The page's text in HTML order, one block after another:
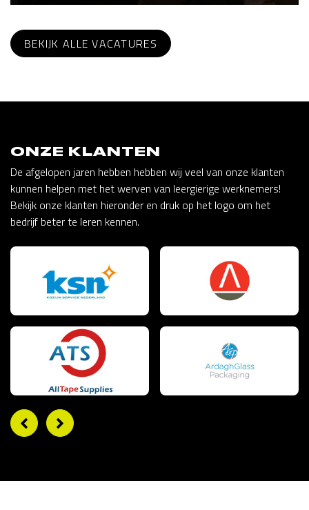
BEKIJK ALLE VACATURES
ONZE KLANTEN
De afgelopen jaren hebben hebben wij veel van onze klanten
kunnen helpen met het werven van leergierige werknemers!
Bekijk onze klanten hieronder en druk op het logo om het
bedrijf beter te leren kennen.